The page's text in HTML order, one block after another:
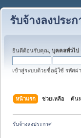
รับจ้างลงประ
ยินดีต้อนรับคุณ, บุคคลทั่วไป
เข้าสู่ระบบด้วยชื่อผู้ใช้ รหัสผ่
หน้าแรก ช่วยเหลือ ค้น
รับจ้างลงประกาศ